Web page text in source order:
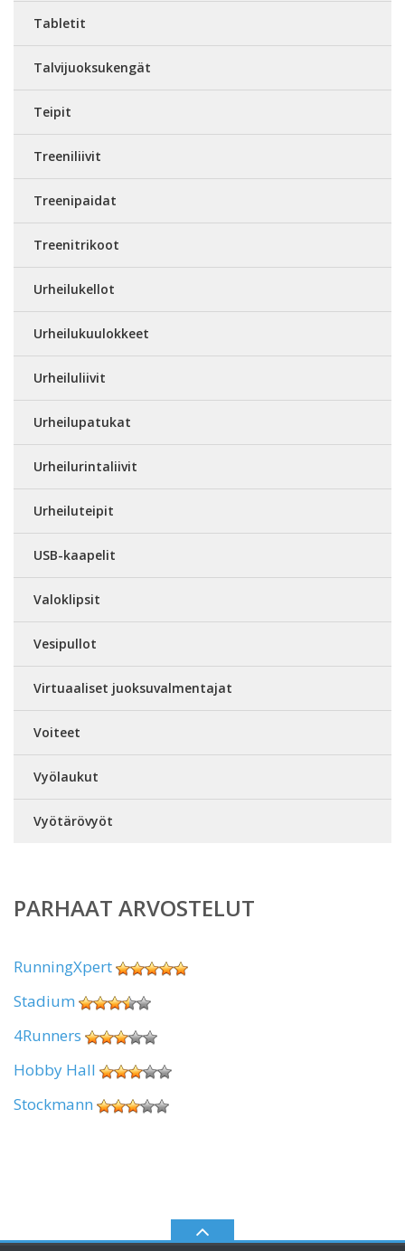
Tabletit
Talvijuoksukengät
Teipit
Treeniliivit
Treenipaidat
Treenitrikoot
Urheilukellot
Urheilukuulokkeet
Urheiluliivit
Urheilupatukat
Urheilurintaliivit
Urheiluteipit
USB-kaapelit
Valoklipsit
Vesipullot
Virtuaaliset juoksuvalmentajat
Voiteet
Vyölaukut
Vyötärövyöt
PARHAAT ARVOSTELUT
RunningXpert
Stadium
4Runners
Hobby Hall
Stockmann